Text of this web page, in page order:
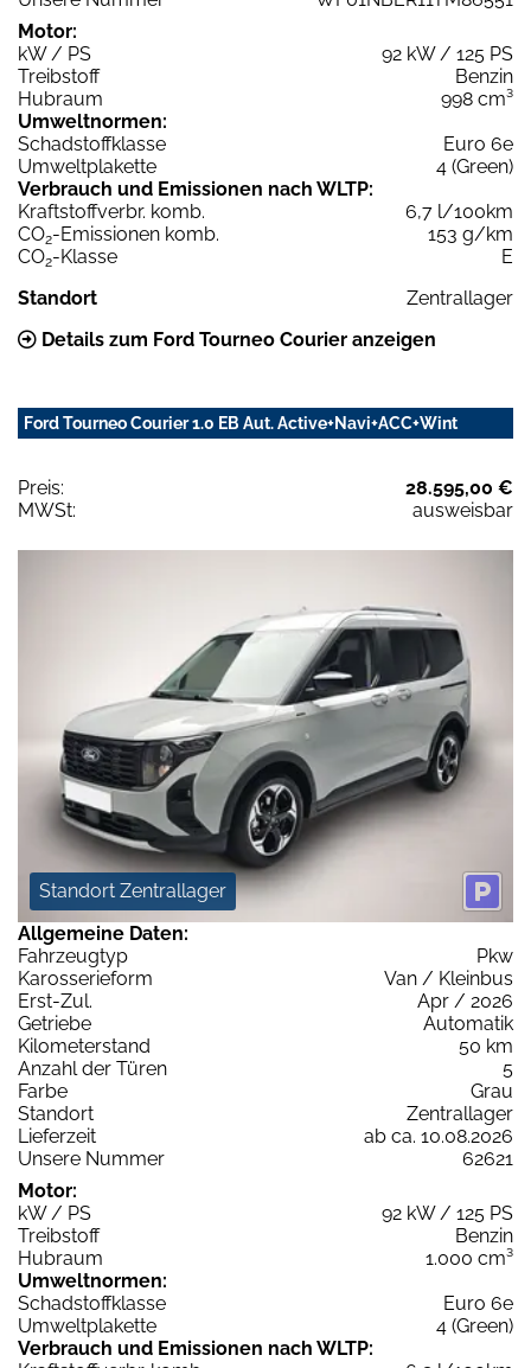
Motor:
kW / PS
92 kW / 125 PS
Treibstoff
Benzin
Hubraum
998 cm³
Umweltnormen:
Schadstoffklasse
Euro 6e
Umweltplakette
4 (Green)
Verbrauch und Emissionen nach WLTP:
Kraftstoffverbr. komb.
6,7 l/100km
CO2-Emissionen komb.
153 g/km
CO2-Klasse
E
Standort
Zentrallager
Details zum Ford Tourneo Courier anzeigen
Ford Tourneo Courier 1.0 EB Aut. Active+Navi+ACC+Wint
Preis:
28.595,00 €
MWSt:
ausweisbar
Standort Zentrallager
Allgemeine Daten:
Fahrzeugtyp
Pkw
Karosserieform
Van / Kleinbus
Erst-Zul.
Apr / 2026
Getriebe
Automatik
Kilometerstand
50 km
Anzahl der Türen
5
Farbe
Grau
Standort
Zentrallager
Lieferzeit
ab ca. 10.08.2026
Unsere Nummer
62621
Motor:
kW / PS
92 kW / 125 PS
Treibstoff
Benzin
Hubraum
1.000 cm³
Umweltnormen:
Schadstoffklasse
Euro 6e
Umweltplakette
4 (Green)
Verbrauch und Emissionen nach WLTP: